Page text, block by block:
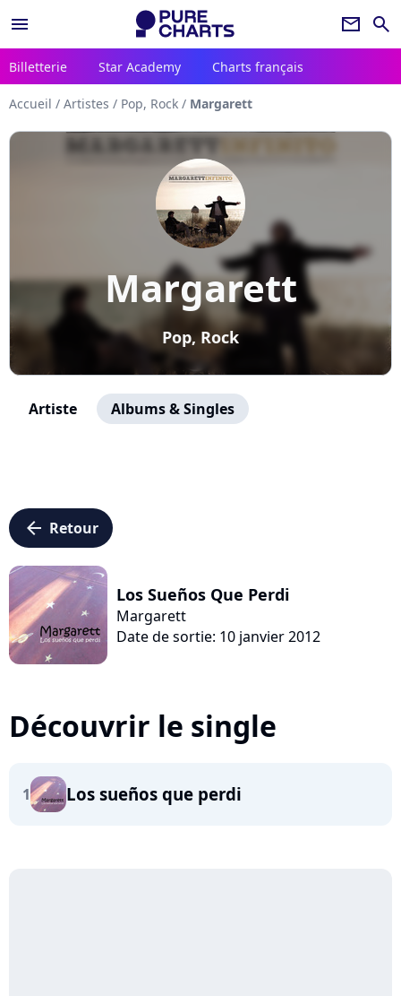
menu newsletter search
Billetterie Star Academy Charts français
Accueil / Artistes / Pop, Rock / Margarett
Margarett
Pop, Rock
Artiste Albums & Singles
arrow_left Retour
Los Sueños Que Perdi
Margarett
Date de sortie: 10 janvier 2012
Découvrir le single
1 Los sueños que perdi